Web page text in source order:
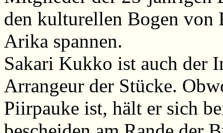
den kulturellen Bogen von
Arika spannen.
Sakari Kukko ist auch der
Arrangeur der Stücke.
Piirpauke ist, hält er sich